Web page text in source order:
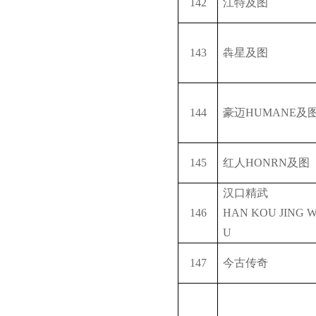
142 江特及图
143 犇星及图
144 豪迈HUMANE及
145 红人HONRN及图
146
汉口精武
HAN KOU JING
U
147 今古传奇